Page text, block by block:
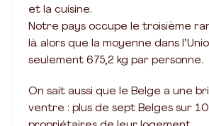
et la cuisine.
Notre pays occupe le troisième
là alors que la moyenne dans
seulement 675,2 kg par personne.
On sait aussi que le Belge a une
ventre : plus de sept Belges sur